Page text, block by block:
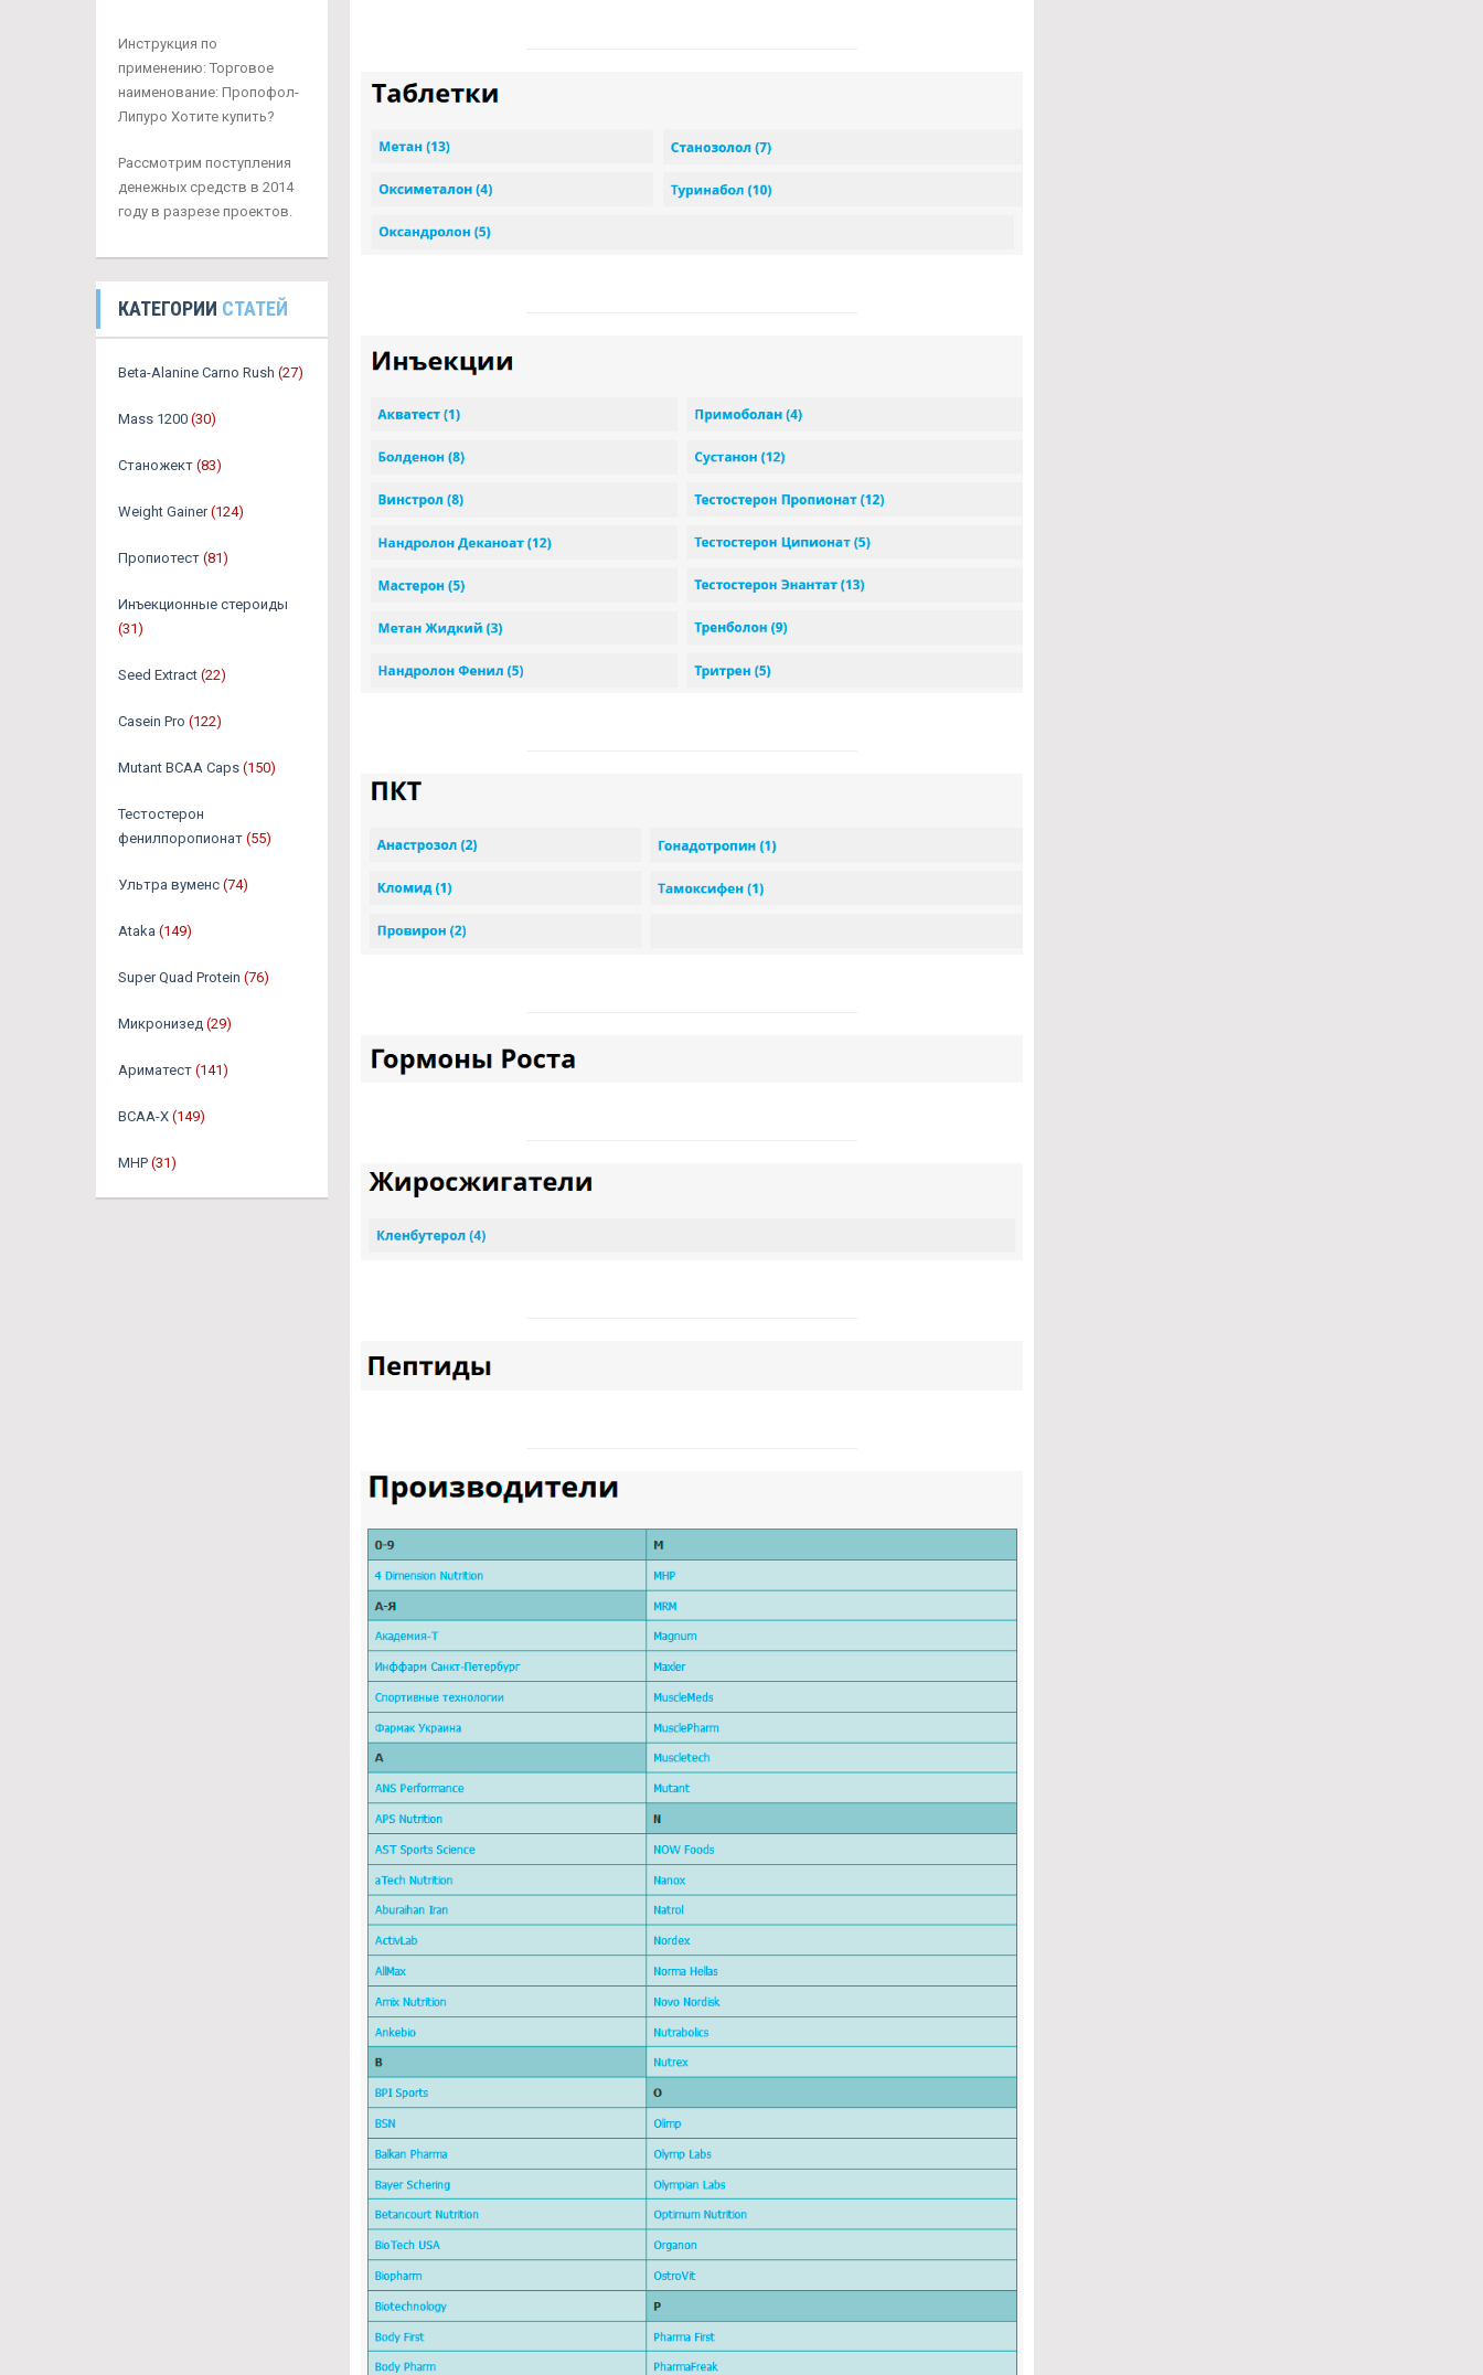
Инструкция по
применению: Торговое
наименование: Пропофол-
Липуро Хотите купить?
Рассмотрим поступления
денежных средств в 2014
году в разрезе проектов.
КАТЕГОРИИ СТАТЕЙ
Beta-Alanine Carno Rush (27)
Mass 1200 (30)
Станожект (83)
Weight Gainer (124)
Пропиотест (81)
Инъекционные стероиды
(31)
Seed Extract (22)
Casein Pro (122)
Mutant BCAA Caps (150)
Тестостерон
фенилпоропионат (55)
Ультра вуменс (74)
Ataka (149)
Super Quad Protein (76)
Микронизед (29)
Ариматест (141)
BCAA-X (149)
MHP (31)